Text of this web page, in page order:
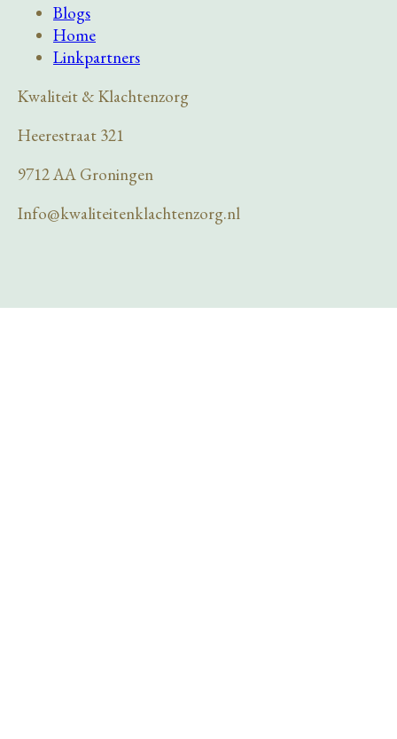
Blogs
Home
Linkpartners
Kwaliteit & Klachtenzorg
Heerestraat 321
9712 AA Groningen
Info@kwaliteitenklachtenzorg.nl